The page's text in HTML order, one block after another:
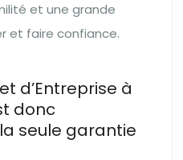
et une grande
et faire confiance.
d’Entreprise à
donc
seule garantie